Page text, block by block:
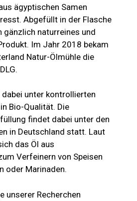
ägyptischen Samen
Abgefüllt in der Flasche
gänzlich naturreines und
Im Jahr 2018 bekam
Natur-Ölmühle die
unter kontrollierten
Bio-Qualität. Die
findet dabei unter den
in Deutschland statt. Laut
das Öl aus
Verfeinern von Speisen
oder Marinaden.
unserer Recherchen